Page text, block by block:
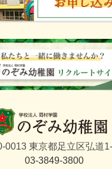
0013 東京都足立区弘道
03-3849-3800